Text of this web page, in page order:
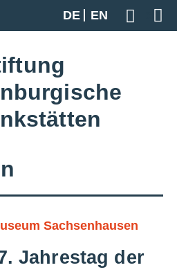
DE
EN
Geben
Zur Gesamtübersicht
Sachsenhausen
Jahrestag der